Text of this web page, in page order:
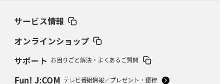
2026年2月19日(木)更新
37年女子W杯招致への課題と期待
2026年2月12日(木)更新
サービス情報
オンラインショップ
サポート お困りごと解決・よくあるご質問
Fun! J:COM テレビ番組情報／プレゼント・優待